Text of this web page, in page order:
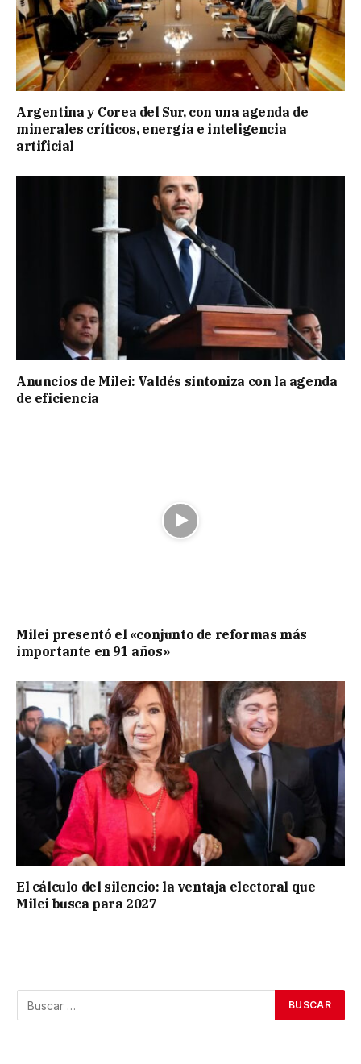
Argentina y Corea del Sur, con una agenda de
minerales críticos, energía e inteligencia
artificial
Anuncios de Milei: Valdés sintoniza con la agenda
de eficiencia
Milei presentó el «conjunto de reformas más
importante en 91 años»
El cálculo del silencio: la ventaja electoral que
Milei busca para 2027